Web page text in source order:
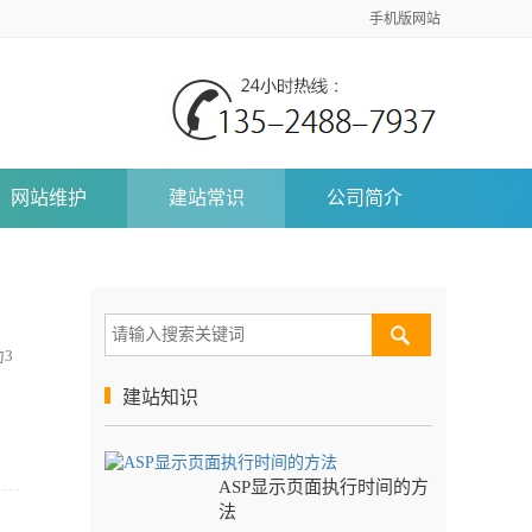
手机版网站
网站维护 建站常识 公司简介
3
建站知识
ASP显示页面执行时间的方
法